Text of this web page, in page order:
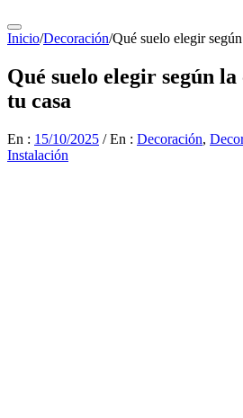
Inicio/Decoración/Qué suelo elegir
Qué suelo elegir según
tu casa
En : 15/10/2025 /En : Decoración,
Instalación